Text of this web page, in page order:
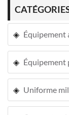
Équipement
Équipement
Uniforme